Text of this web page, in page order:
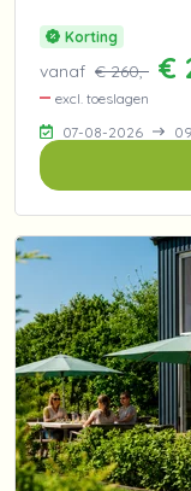
Korting
vanaf € 260,- €
excl. toeslagen
07-08-2026